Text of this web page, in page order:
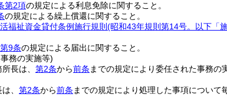
第2項の規定による利息免除に関すること。
の規定による繰上償還に関すること。
福祉資金貸付条例施行規則 (昭和43年規則第14号。以下「
9条の規定による届出に関すること。
務の実施等)
長は、 第2条から前条 までの規定により委任された事務の
、 第2条から前条 までの規定により処理した事項について